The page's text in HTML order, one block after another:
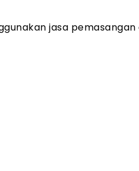
jasa pemasangan